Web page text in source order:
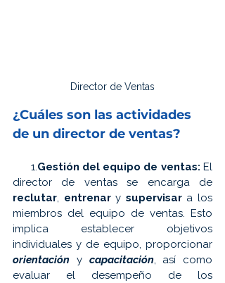
Director de Ventas
¿Cuáles son las actividades
de un director de ventas?
      1.
Gestión del equipo de ventas: El
reclutar
entrenar y supervisar a los
miembros del equipo de ventas. Esto
implica establecer objetivos
orientación y capacitación , así como
evaluar el desempeño de los